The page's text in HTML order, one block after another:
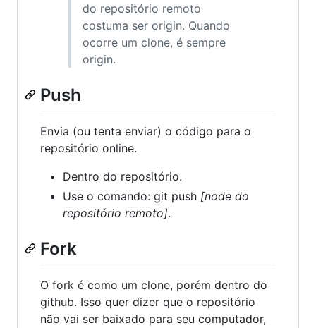
do repositório remoto
costuma ser origin. Quando
ocorre um clone, é sempre
origin.
Push
Envia (ou tenta enviar) o código para o
repositório online.
Dentro do repositório.
Use o comando: git push [node do
repositório remoto].
Fork
O fork é como um clone, porém dentro do
github. Isso quer dizer que o repositório
não vai ser baixado para seu computador,